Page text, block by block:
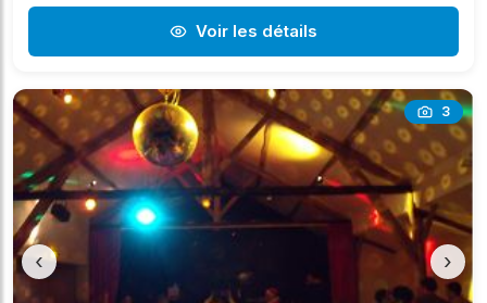
Voir les détails
3
‹ ›